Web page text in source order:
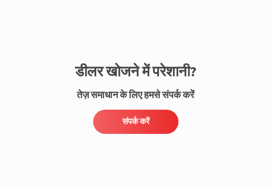
डीलर खोजने में परेशानी?
तेज़ समाधान के लिए हमसे संपर्क करें
संपर्क करें